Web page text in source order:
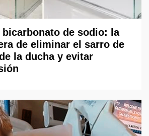
de sodio: la
de eliminar el sarro de
la ducha y evitar